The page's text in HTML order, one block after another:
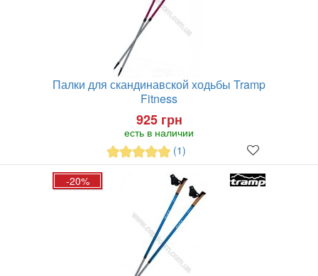
Палки для скандинавской ходьбы Tramp
Fitness
925 грн
есть в наличии
(1)
-20%